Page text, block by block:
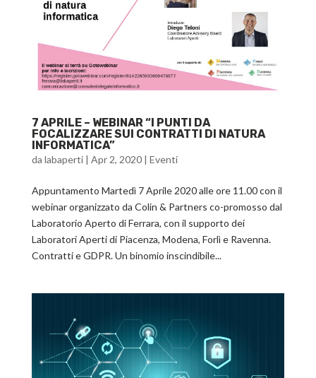
7 APRILE – WEBINAR “I PUNTI DA
FOCALIZZARE SUI CONTRATTI DI NATURA
INFORMATICA”
da labaperti| Apr 2, 2020| Eventi
Appuntamento Martedì 7 Aprile 2020 alle ore 11.00 con il
webinar organizzato da Colin & Partners co-promosso dal
Laboratorio Aperto di Ferrara, con il supporto dei
Laboratori Aperti di Piacenza, Modena, Forlì e Ravenna.
Contratti e GDPR. Un binomio inscindibile...